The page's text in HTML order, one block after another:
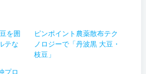
を囲
テな
ピンポイント農薬散布テク
ノロジーで「丹波黒 大豆・
枝豆」
プロ